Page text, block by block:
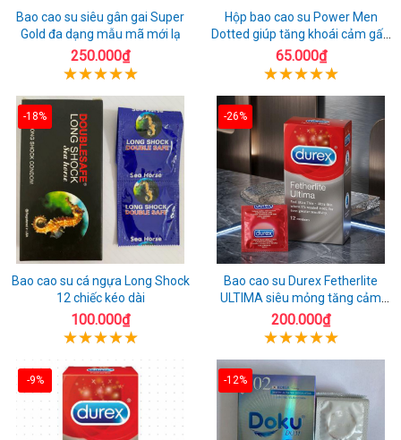
Bao cao su siêu gân gai Super
Gold đa dạng mẫu mã mới lạ
250.000₫
Hộp bao cao su Power Men
Dotted giúp tăng khoái cảm gấp
đôi
65.000₫
-18%
Bao cao su cá ngựa Long Shock
12 chiếc kéo dài
100.000₫
-26%
Bao cao su Durex Fetherlite
ULTIMA siêu mỏng tăng cảm
giác
200.000₫
-9% -12%